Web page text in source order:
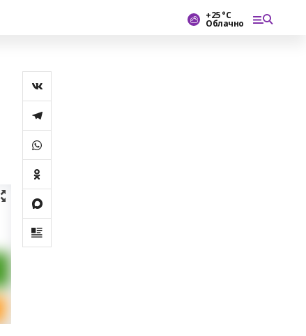
+25 °С
Облачно